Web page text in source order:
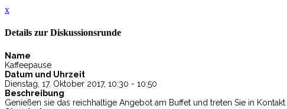
x
Details zur Diskussionsrunde
Name
Kaffeepause
Datum und Uhrzeit
Dienstag, 17. Oktober 2017, 10:30 - 10:50
Beschreibung
Genießen sie das reichhaltige Angebot am Buffet und treten Sie in